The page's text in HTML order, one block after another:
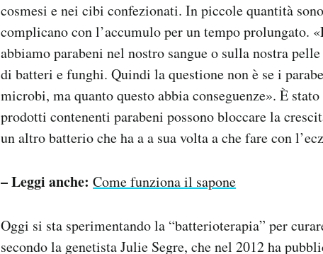
cosmesi e nei cibi confezionati. In piccole quantità
complicano con l’accumulo per un tempo prolungato.
abbiamo parabeni nel nostro sangue o sulla nostra
di batteri e funghi. Quindi la questione non è se i
microbi, ma quanto questo abbia conseguenze». È
prodotti contenenti parabeni possono bloccare la
un altro batterio che ha a a sua volta a che fare con
– Leggi anche: Come funziona il sapone
Oggi si sta sperimentando la “batterioterapia” per
secondo la genetista Julie Segre, che nel 2012 ha